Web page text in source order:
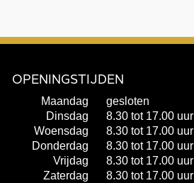
OPENINGSTIJDEN
Maandag
gesloten
Dinsdag
8.30 tot 17.00 uur
Woensdag
8.30 tot 17.00 uur
Donderdag
8.30 tot 17.00 uur
Vrijdag
8.30 tot 17.00 uur
Zaterdag
8.30 tot 17.00 uur